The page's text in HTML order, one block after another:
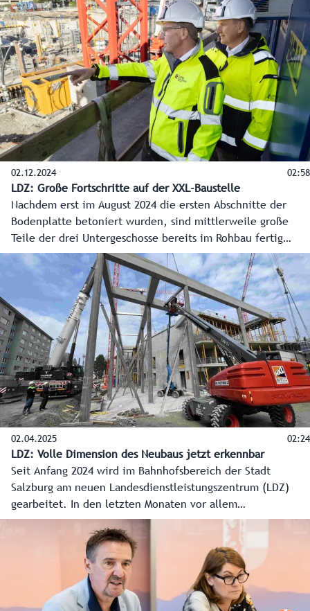
sein, auf rund 10.000 Quadratmeter entsteht dann das neue
Landesdienstleistungszentrum LDZ – mit modernen
Arbeitsplätzen für 1.200 Mitarbeiter und einem großen
Servicebereich für die Bevölkerung.
02.12.2024 02:58
LDZ: Große Fortschritte auf der XXL-Baustelle
Nachdem erst im August 2024 die ersten Abschnitte der
Bodenplatte betoniert wurden, sind mittlerweile große
Teile der drei Untergeschosse bereits im Rohbau fertig
gestellt. Die Arbeiten laufen auf Hochtouren und sind
exakt im Zeitplan. Fast täglich sind die Fortschritte beim
Bau sichtbar. Bisher läuft alles genau nach Plan und bis
zum Sommer nächsten Jahres soll das Erdgeschoss fertig
sein.
02.04.2025 02:24
LDZ: Volle Dimension des Neubaus jetzt erkennbar
Seit Anfang 2024 wird im Bahnhofsbereich der Stadt
Salzburg am neuen Landesdienstleistungszentrum (LDZ)
gearbeitet. In den letzten Monaten vor allem
„unterirdisch“. Mittlerweile ist auch an der Oberfläche
schon sehr viel passiert. Bis ins zweite Obergeschoss sind
die derzeit rund 120 Bauarbeiter vorgedrungen. Auch die
ganze Dimension des Grundrisses ist nun erkennbar. Ebenso
der neue offene Eingangsbereich in das Gebäude.